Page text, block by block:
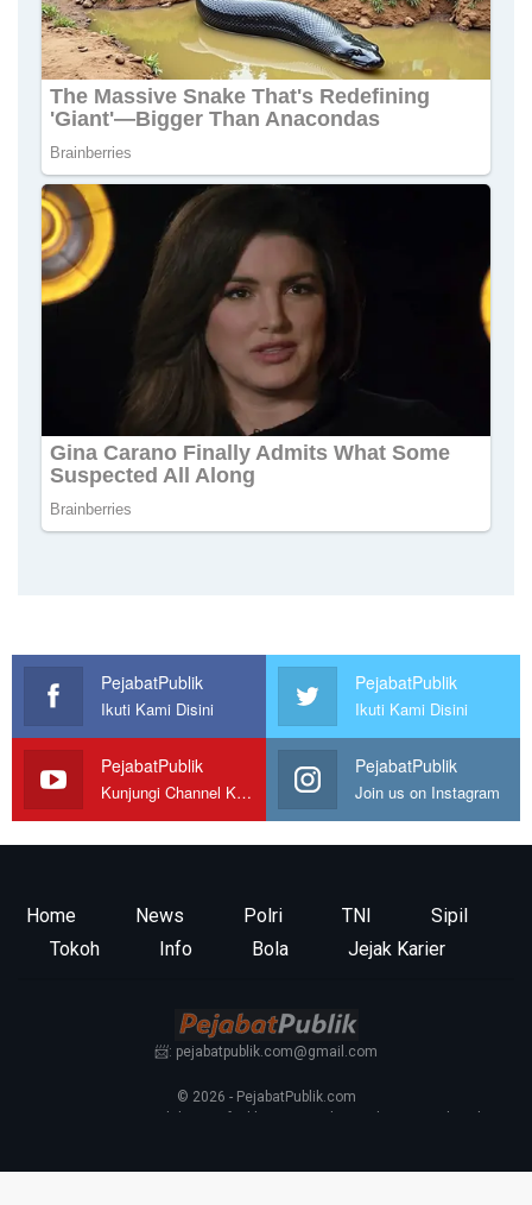
PejabatPublik
Ikuti Kami Disini
PejabatPublik
Ikuti Kami Disini
PejabatPublik
Kunjungi Channel Kami
PejabatPublik
Join us on Instagram
Home News Polri TNI
Sipil
Tokoh
Info Bola Jejak Karier
📨: pejabatpublik.com@gmail.com
© 2026 - PejabatPublik.com